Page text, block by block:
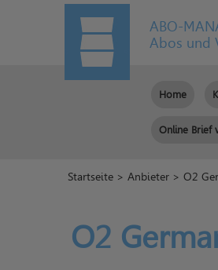
ABO-
Abos und
Home
Online Brief
Startseite >Anbieter > O2
O2